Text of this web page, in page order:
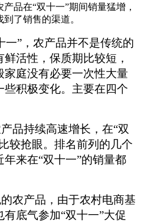
品在“双十一”期间销量猛增，
了销售的渠道。
一”，农产品并不是传统的
活性，保质期比较短，
家庭没有必要一次性大量
积极变化。主要在四个
品持续高速增长，在“双
较抢眼。排名前列的几个
来在“双十一”的销量都
农产品，由于农村电商基
底气参加“双十一”大促